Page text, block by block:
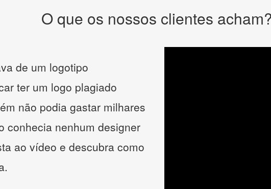
O que os nossos clientes
de um logotipo
ter um logo plagiado
não podia gastar milhares
conhecia nenhum designer
ao vídeo e descubra como